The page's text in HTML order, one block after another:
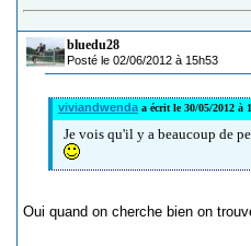
bluedu28
Posté le 02/06/2012 à 15h53
viviandwenda a écrit le 30/05/2012 à
Je vois qu'il y a beaucoup de
Oui quand on cherche bien on